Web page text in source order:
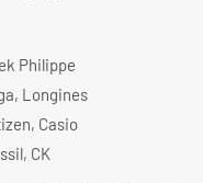
Philippe
Longines
Casio
CK